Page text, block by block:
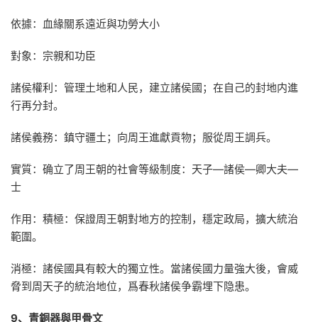
依據：血緣關系遠近與功勞大小
對象：宗親和功臣
諸侯權利：管理土地和人民，建立諸侯國；在自己的封地内進
行再分封。
諸侯義務：鎮守疆土；向周王進獻貢物；服從周王調兵。
實質：确立了周王朝的社會等級制度：天子—諸侯—卿大夫—
士
作用：積極：保證周王朝對地方的控制，穩定政局，擴大統治
範圍。
消極：諸侯國具有較大的獨立性。當諸侯國力量強大後，會威
脅到周天子的統治地位，爲春秋諸侯争霸埋下隐患。
9、青銅器與甲骨文